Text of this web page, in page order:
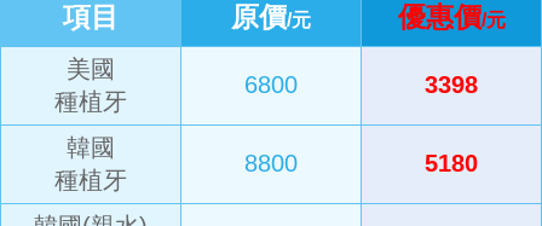
項目 原價/元 優惠價/元
美國
種植牙
6800 3398
韓國
種植牙
8800 5180